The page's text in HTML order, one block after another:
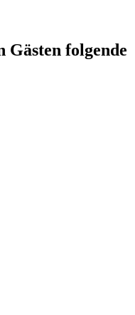
Gästen folgende